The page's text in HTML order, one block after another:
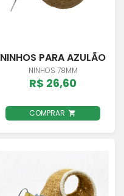
NINHOS PARA AZULÃO
NINHOS 78MM
R$ 26,60
COMPRAR